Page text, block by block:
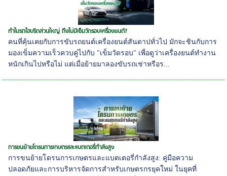
ทำไมรถไฮบริดส่วนใหญ่ ถึงไม่มีเข็มวัดรอบเครื่องยนต์?
คนที่คุ้นเคยกับการขับรถยนต์เครื่องยนต์สันดาปทั่วไป มักจะชินกับการ
มองเข็มความเร็วควบคู่ไปกับ "เข็มวัดรอบ" เพื่อดูว่าเครื่องยนต์ทำงาน
หนักเกินไปหรือไม่ แต่เมื่อย้ายมาลองขับรถเช่าหรือร...
การขนย้ายโดรนการเกษตรและแบตเตอรี่กำลังสูง
การขนย้ายโดรนการเกษตรและแบตเตอรี่กำลังสูง: คู่มือความ
ปลอดภัยและการบริหารจัดการสำหรับเกษตรกรยุคใหม่ ในยุคที่